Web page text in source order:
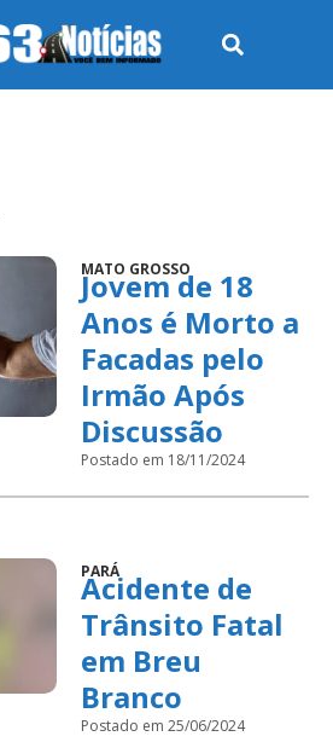
MATO GROSSO
Jovem de 18
Anos é Morto a
Facadas pelo
Irmão Após
Discussão
Postado em 18/11/2024
PARÁ
Acidente de
Trânsito Fatal
em Breu
Branco
Postado em 25/06/2024